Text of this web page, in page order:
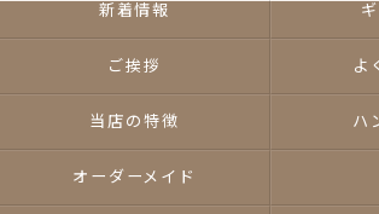
新着情報
ご挨拶 よ
当店の特徴 ハ
オーダーメイド